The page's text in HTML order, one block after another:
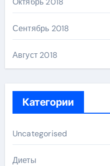
Сентябрь 2018
Август 2018
Категории
Uncategorised
Диеты